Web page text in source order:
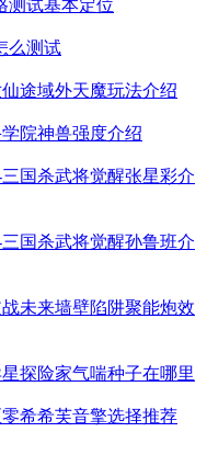
测试基本定位
么测试
途域外天魔玩法介绍
院神兽强度介绍
国杀武将觉醒张星彩介
国杀武将觉醒孙鲁班介
未来墙壁陷阱聚能炮效
探险家气喘种子在哪里
希希芙音擎选择推荐